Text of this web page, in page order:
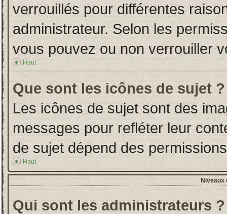
verrouillés pour différentes
administrateur. Selon les
vous pouvez ou non verrouiller
Haut
Que sont les icônes de sujet ?
Les icônes de sujet sont des
messages pour refléter leur
de sujet dépend des
Haut
Niveaux
Qui sont les administrateurs ?